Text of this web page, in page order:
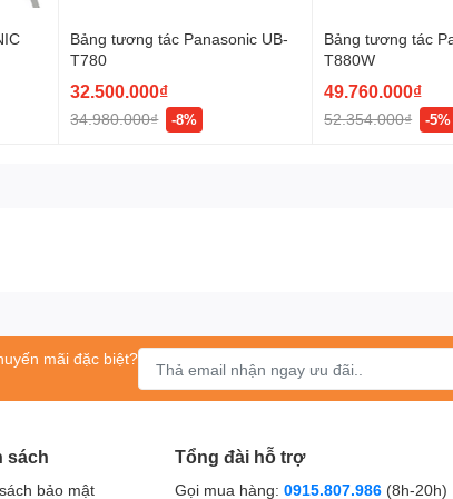
Bảng tương tác Panasonic UB-
T780
32.500.000₫
34.980.000₫ -8%
Bảng tương tác
T880W
49.760.000₫
52.354.000₫ -5%
mãi đặc biệt?
sách
bảo mật
Tổng đài hỗ trợ
Gọi mua hàng: 0915.807.986 (8h-20h)